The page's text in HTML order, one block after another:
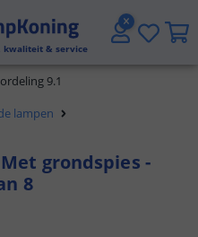
kwaliteit & service
€ 20,- NL en BE
9.1
morgen in huis
lampen
grondspies -
8